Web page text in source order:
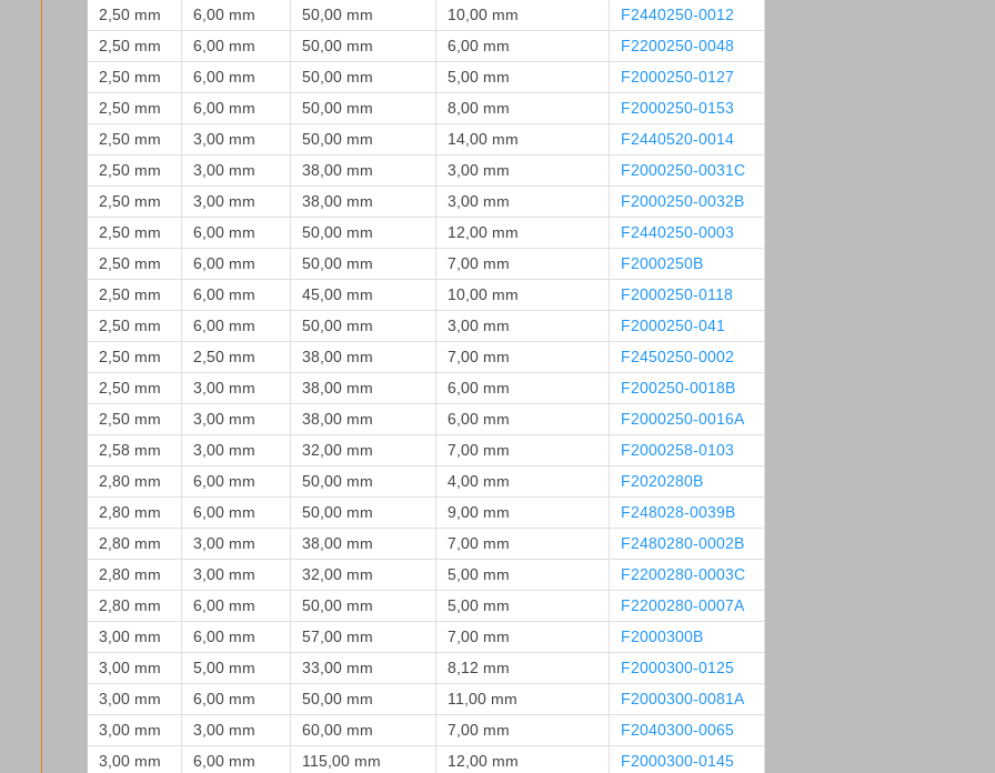
2,50 mm
6,00 mm 50,00 mm 10,00 mm
F2440250-0012
2,50 mm
6,00 mm 50,00 mm 6,00 mm
F2200250-0048
2,50 mm
6,00 mm 50,00 mm 5,00 mm
F2000250-0127
2,50 mm
6,00 mm 50,00 mm 8,00 mm
F2000250-0153
2,50 mm
3,00 mm 50,00 mm 14,00 mm
F2440520-0014
2,50 mm
3,00 mm 38,00 mm 3,00 mm
F2000250-0031C
2,50 mm
3,00 mm 38,00 mm 3,00 mm
F2000250-0032B
2,50 mm
6,00 mm 50,00 mm 12,00 mm
F2440250-0003
2,50 mm
6,00 mm 50,00 mm 7,00 mm
F2000250B
2,50 mm
6,00 mm 45,00 mm 10,00 mm
F2000250-0118
2,50 mm
6,00 mm 50,00 mm 3,00 mm
F2000250-041
2,50 mm
2,50 mm 38,00 mm 7,00 mm
F2450250-0002
2,50 mm
3,00 mm 38,00 mm 6,00 mm
F200250-0018B
2,50 mm
3,00 mm 38,00 mm 6,00 mm
F2000250-0016A
2,58 mm
3,00 mm 32,00 mm 7,00 mm
F2000258-0103
2,80 mm
6,00 mm 50,00 mm 4,00 mm
F2020280B
2,80 mm
6,00 mm 50,00 mm 9,00 mm
F248028-0039B
2,80 mm
3,00 mm 38,00 mm 7,00 mm
F2480280-0002B
2,80 mm
3,00 mm 32,00 mm 5,00 mm
F2200280-0003C
2,80 mm
6,00 mm 50,00 mm 5,00 mm
F2200280-0007A
3,00 mm
6,00 mm 57,00 mm 7,00 mm
F2000300B
3,00 mm
5,00 mm 33,00 mm 8,12 mm
F2000300-0125
3,00 mm
6,00 mm 50,00 mm 11,00 mm
F2000300-0081A
3,00 mm
3,00 mm 60,00 mm 7,00 mm
F2040300-0065
3,00 mm
6,00 mm 115,00 mm 12,00 mm
F2000300-0145